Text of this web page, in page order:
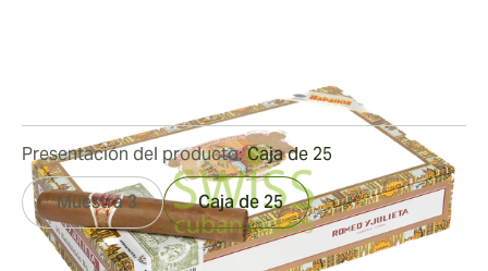
Presentación del producto:Caja de 25
Muestra 3 Caja de 25